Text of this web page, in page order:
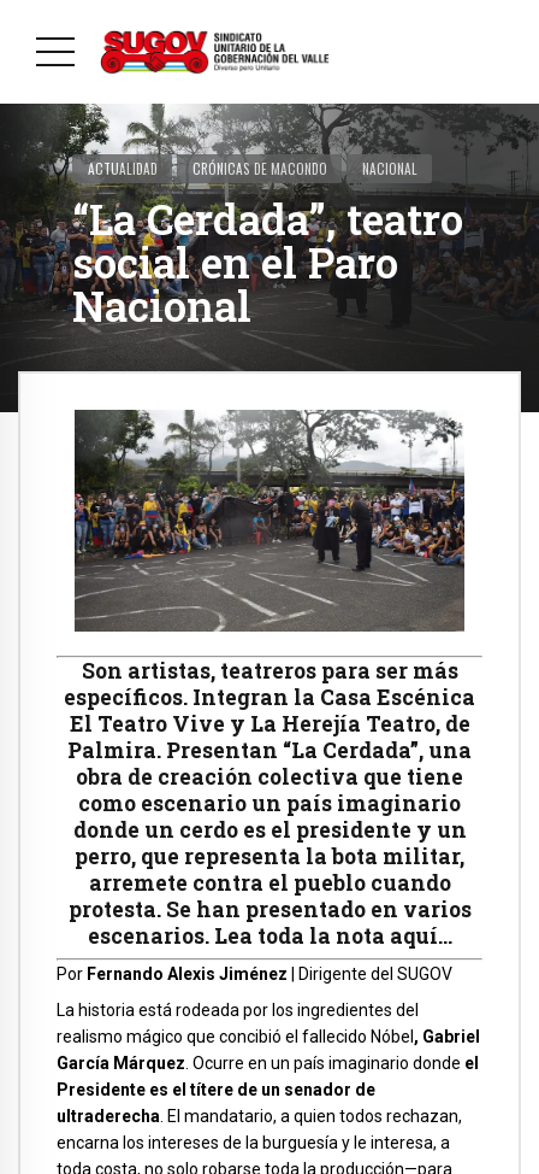
ACTUALIDAD CRÓNICAS DE MACONDO NACIONAL
“La Cerdada”, teatro
social en el Paro
Nacional
Son artistas, teatreros para ser más
específicos. Integran la Casa Escénica
El Teatro Vive y La Herejía Teatro, de
Palmira. Presentan “La Cerdada”, una
obra de creación colectiva que tiene
como escenario un país imaginario
donde un cerdo es el presidente y un
perro, que representa la bota militar,
arremete contra el pueblo cuando
protesta. Se han presentado en varios
escenarios. Lea toda la nota aquí…
Por Fernando Alexis Jiménez | Dirigente del SUGOV
La historia está rodeada por los ingredientes del
realismo mágico que concibió el fallecido Nóbel , Gabriel
García Márquez. Ocurre en un país imaginario donde el
Presidente es el títere de un senador de
ultraderecha. El mandatario, a quien todos rechazan,
encarna los intereses de la burguesía y le interesa, a
toda costa, no solo robarse toda la producción—para